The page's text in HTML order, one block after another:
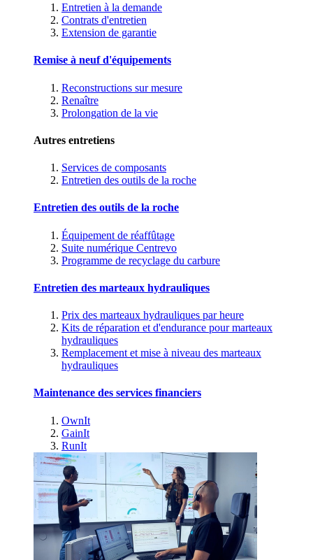
Entretien à la demande
Contrats d'entretien
Extension de garantie
Remise à neuf d'équipements
Reconstructions sur mesure
Renaître
Prolongation de la vie
Autres entretiens
Services de composants
Entretien des outils de la roche
Entretien des outils de la roche
Équipement de réaffûtage
Suite numérique Centrevo
Programme de recyclage du carbure
Entretien des marteaux hydrauliques
Prix des marteaux hydrauliques par heure
Kits de réparation et d'endurance pour marteaux
hydrauliques
Remplacement et mise à niveau des marteaux
hydrauliques
Maintenance des services financiers
OwnIt
GainIt
RunIt